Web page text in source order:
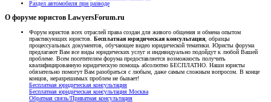
Раздел автомобиля при разводе
О форуме юристов LawyersForum.ru
Форум юристов всех отраслей права создан для живого общения и обмена опытом
практикующих юристов. Бесплатная юридическая консультация , образцы
процессуальных документов, обучающее видео юридической тематики. Юристы форума
предлагают Вам все виды юридических услуг и индивидуально подойдут к любой Вашей
проблеме. Всем посетителям форума предоставляется возможность получить
квалифицированную юридическую помощь абсолютно БЕСПЛАТНО. Наши юристы
обязательно помогут Вам разобраться с любым, даже самым сложным вопросом. В конце
концов, неразрешимых проблем не бывает!
Бесплатная юридическая консультация
Бесплатная юридическая консультация Москва
Обратная связь/Приватная консультация